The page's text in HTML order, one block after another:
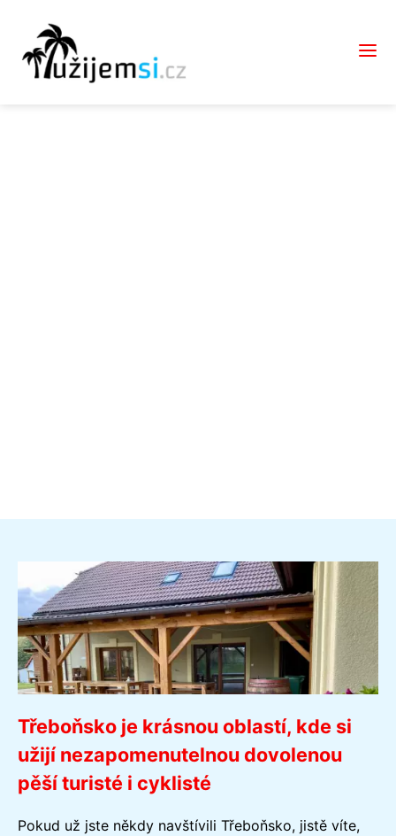
Třeboňsko je krásnou oblastí, kde si
užijí nezapomenutelnou dovolenou
pěší turisté i cyklisté
Pokud už jste někdy navštívili Třeboňsko, jistě víte,